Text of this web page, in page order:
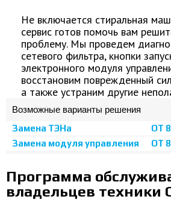
Не включается стиральная
сервис готов помочь вам
проблему. Мы проведем
сетевого фильтра, кнопки
электронного модуля
восстановим поврежденный
а также устраним другие
Возможные варианты решения
Замена ТЭНа
ОТ
Замена модуля управления
ОТ
Программа
владельцев техники